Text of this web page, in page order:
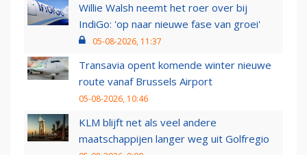
Willie Walsh neemt het roer over bij
IndiGo: 'op naar nieuwe fase van groei'
05-08-2026, 11:37
Transavia opent komende winter nieuwe
route vanaf Brussels Airport
05-08-2026, 10:46
KLM blijft net als veel andere
maatschappijen langer weg uit Golfregio